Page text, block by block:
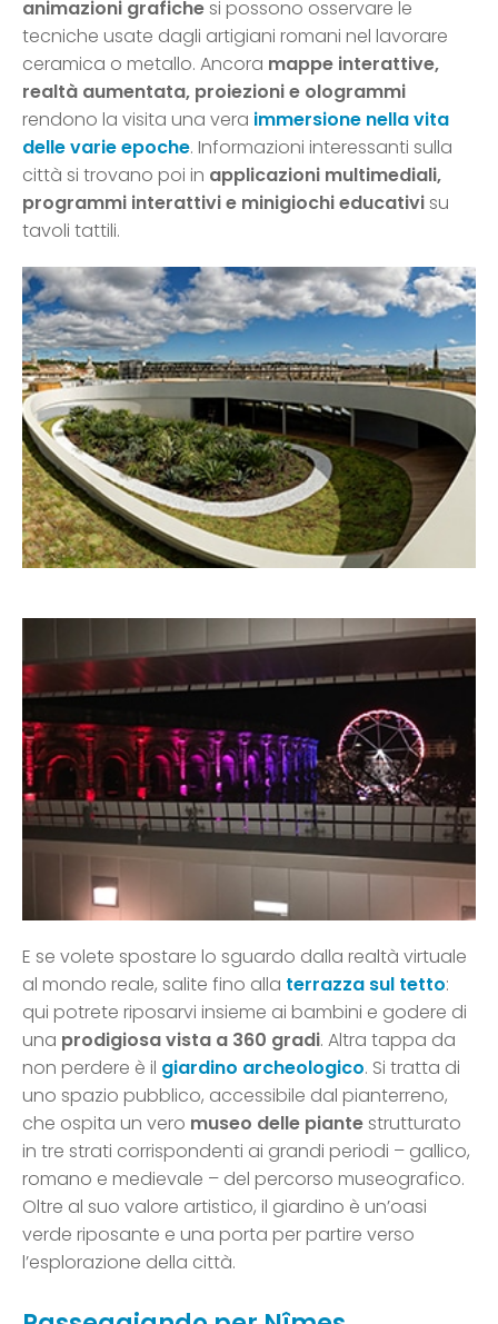
animazioni grafichesi possono osservare le
tecniche usate dagli artigiani romani nel lavorare
ceramica o metallo. Ancora mappe interattive,
realtà aumentata, proiezioni e ologrammi
rendono la visita una vera immersione nella vita
delle varie epoche. Informazioni interessanti sulla
città si trovano poi in applicazioni multimediali,
programmi interattivi e minigiochi educativisu
tavoli tattili.
E se volete spostare lo sguardo dalla realtà virtuale
al mondo reale, salite fino alla terrazza sul tetto:
qui potrete riposarvi insieme ai bambini e godere di
una prodigiosa vista a 360 gradi. Altra tappa da
non perdere è il giardino archeologico. Si tratta di
uno spazio pubblico, accessibile dal pianterreno,
che ospita un vero museo delle piantestrutturato
in tre strati corrispondenti ai grandi periodi – gallico,
romano e medievale – del percorso museografico.
Oltre al suo valore artistico, il giardino è un’oasi
verde riposante e una porta per partire verso
l’esplorazione della città.